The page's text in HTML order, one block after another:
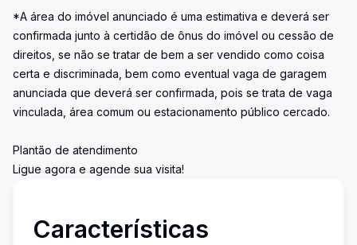
*A área do imóvel anunciado é uma estimativa e deverá ser
confirmada junto à certidão de ônus do imóvel ou cessão de
direitos, se não se tratar de bem a ser vendido como coisa
certa e discriminada, bem como eventual vaga de garagem
anunciada que deverá ser confirmada, pois se trata de vaga
vinculada, área comum ou estacionamento público cercado.
Plantão de atendimento
Ligue agora e agende sua visita!
Características